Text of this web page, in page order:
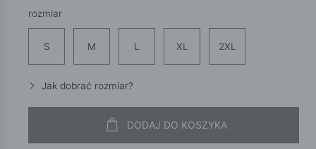
rozmiar
S M L XL 2XL
Jak dobrać rozmiar?
DODAJ DO KOSZYKA